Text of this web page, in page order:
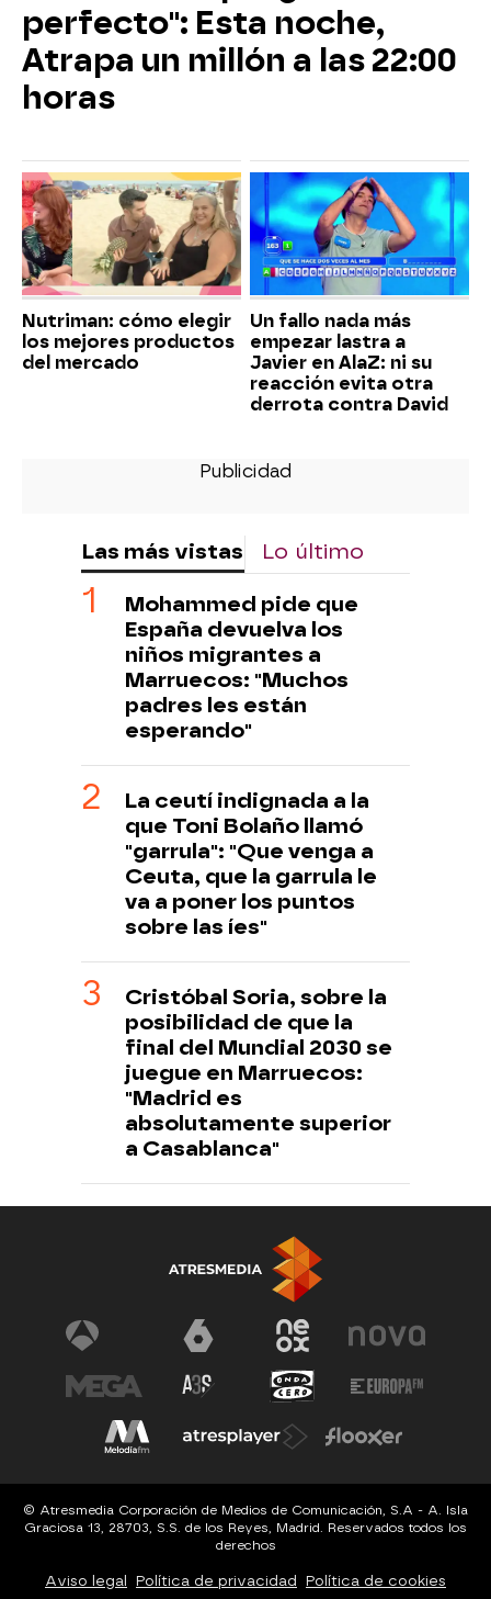
perfecto": Esta noche,
Atrapa un millón a las 22:00
horas
Nutriman: cómo elegir
los mejores productos
del mercado
Un fallo nada más
empezar lastra a
Javier en AlaZ: ni su
reacción evita otra
derrota contra David
Las más vistas Lo último
Mohammed pide que
España devuelva los
niños migrantes a
Marruecos: "Muchos
padres les están
esperando"
La ceutí indignada a la
que Toni Bolaño llamó
"garrula": "Que venga a
Ceuta, que la garrula le
va a poner los puntos
sobre las íes"
Cristóbal Soria, sobre la
posibilidad de que la
final del Mundial 2030 se
juegue en Marruecos:
"Madrid es
absolutamente superior
a Casablanca"
© Atresmedia Corporación de Medios de Comunicación, S.A - A. Isla
Graciosa 13, 28703, S.S. de los Reyes, Madrid. Reservados todos los
derechos
Aviso legal Política de privacidad Política de cookies